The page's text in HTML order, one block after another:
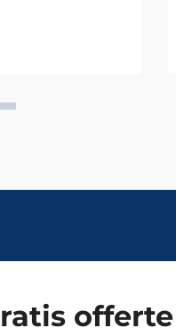
offerte